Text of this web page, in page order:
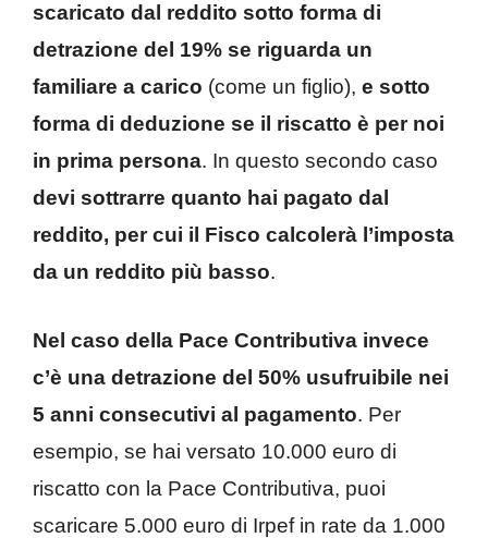
scaricato dal reddito sotto forma di
detrazione del 19% se riguarda un
familiare a carico (come un figlio), e sotto
forma di deduzione se il riscatto è per noi
in prima persona. In questo secondo caso
devi sottrarre quanto hai pagato dal
reddito, per cui il Fisco calcolerà l’imposta
da un reddito più basso.
Nel caso della Pace Contributiva invece
c’è una detrazione del 50% usufruibile nei
5 anni consecutivi al pagamento. Per
esempio, se hai versato 10.000 euro di
riscatto con la Pace Contributiva, puoi
scaricare 5.000 euro di Irpef in rate da 1.000